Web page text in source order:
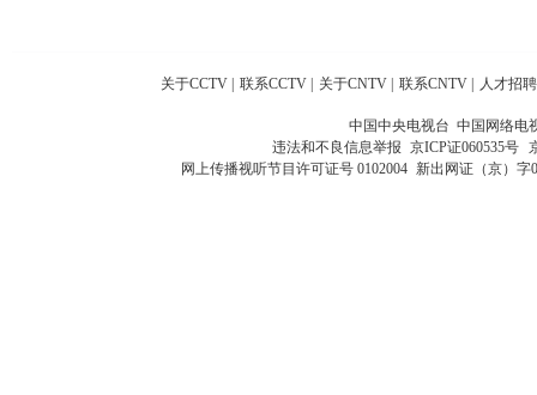
关于CCTV 联系CCTV 关于CNTV 联系CNTV 人才招聘
中国中央电视台 中国网络电
违法和不良信息举报 京ICP证060535号
网上传播视听节目许可证号 0102004 新出网证（京）